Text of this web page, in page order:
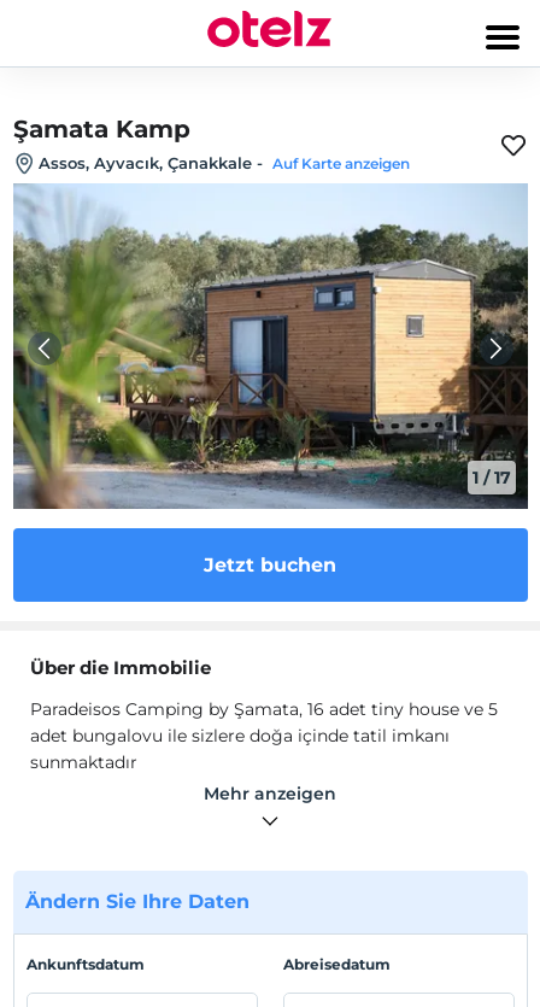
Şamata Kamp
Assos, Ayvacık, Çanakkale - Auf Karte anzeigen
1 /17
Jetzt buchen
Über die Immobilie
Paradeisos Camping by Şamata, 16 adet tiny house ve 5
adet bungalovu ile sizlere doğa içinde tatil imkanı
sunmaktadır
Odalarında Wi-Fi, klima, banyo, duş gibi olanaklar
Çanakkale Ayvacık'ta konumlanmaktadır.
Strand
Mehr anzeigen
Ändern Sie Ihre Daten
Ankunftsdatum Abreisedatum